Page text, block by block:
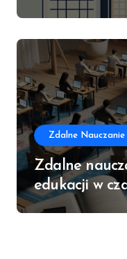
Zdalne Nauczanie
Zdalne
edukacji w